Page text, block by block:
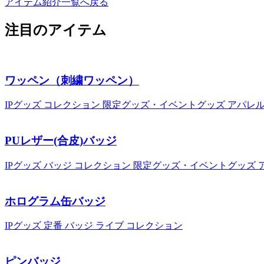
アイテム紹介一覧へ戻る
注目のアイテム
ワッペン（刺繍ワッペン）
IPグッズ コレクション 限定グッズ・イベントグッズ アパレ
PUレザー(合皮)バッジ
IPグッズ バッジ コレクション 限定グッズ・イベントグッズ
ホログラム缶バッジ
IPグッズ 定番 バッジ ライブ コレクション
ピンバッジ